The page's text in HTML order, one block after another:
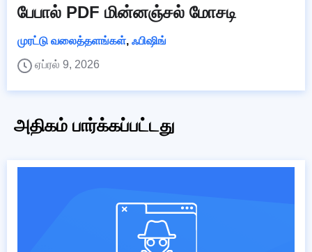
பேபால் PDF மின்னஞ்சல் மோசடி
முரட்டு வலைத்தளங்கள், ஃபிஷிங்
ஏப்ரல் 9, 2026
அதிகம் பார்க்கப்பட்டது